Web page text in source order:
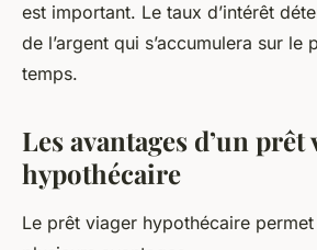
est important. Le taux d’intérêt
de l’argent qui s’accumulera sur le
temps.
Les avantages d’un prêt
hypothécaire
Le prêt viager hypothécaire